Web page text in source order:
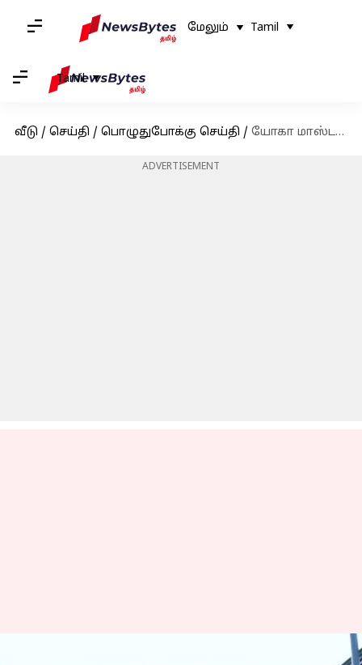
மேலும் Tamil
Tamil
வீடு / செய்தி / பொழுதுபோக்கு செய்தி / யோகா மாஸ்டரை கரம் பிடிக்கும் நடிகை ரம்யா பாண்டியன்; வெளியான திருமண விவரங்கள்
ADVERTISEMENT